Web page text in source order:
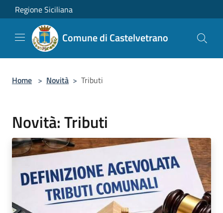
Salta al contenuto principale
Regione Siciliana
Comune di Castelvetrano
Home > Novità > Tributi
Novità: Tributi